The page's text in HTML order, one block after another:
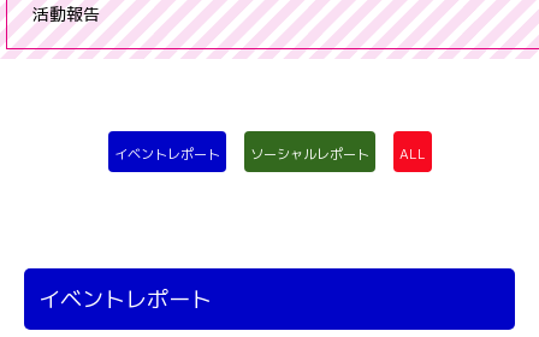
活動報告
イベントレポート ソーシャルレポート ALL
イベントレポート